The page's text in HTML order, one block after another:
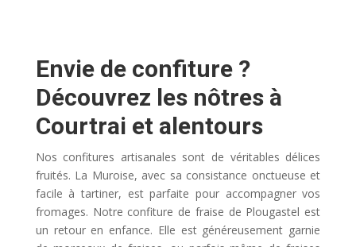
Envie de confiture ?
Découvrez les nôtres à
Courtrai et alentours
Nos confitures artisanales sont de véritables délices
fruités. La Muroise, avec sa consistance onctueuse et
facile à tartiner, est parfaite pour accompagner vos
fromages. Notre confiture de fraise de Plougastel est
un retour en enfance. Elle est généreusement garnie